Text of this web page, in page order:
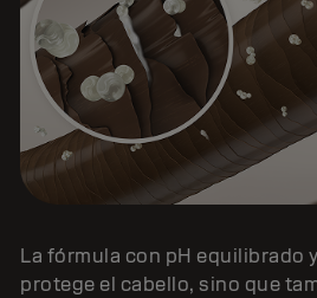
La fórmula con pH equilibrado
protege el cabello, sino que